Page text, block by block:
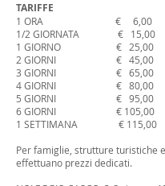
TARIFFE
1 ORA € 6,00
1/2 GIORNATA € 15,00
1 GIORNO € 25,00
2 GIORNI € 45,00
3 GIORNI € 65,00
4 GIORNI € 80,00
5 GIORNI € 95,00
6 GIORNI € 105,00
1 SETTIMANA € 115,00
Per famiglie, strutture turistiche
effettuano prezzi dedicati.